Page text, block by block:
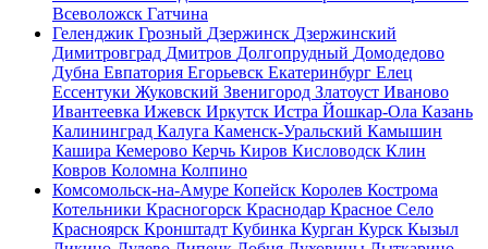
Всеволожск Гатчина
Геленджик Грозный Дзержинск Дзержинский
Димитровград Дмитров Долгопрудный Домодедово
Дубна Евпатория Егорьевск Екатеринбург Елец
Ессентуки Жуковский Звенигород Златоуст Иваново
Ивантеевка Ижевск Иркутск Истра Йошкар-Ола Казань
Калининград Калуга Каменск-Уральский Камышин
Кашира Кемерово Керчь Киров Кисловодск Клин
Ковров Коломна Колпино
Комсомольск-на-Амуре Копейск Королев Кострома
Котельники Красногорск Краснодар Красное Село
Красноярск Кронштадт Кубинка Курган Курск Кызыл